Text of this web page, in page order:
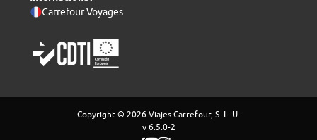
Carrefour Voyages
Copyright © 2026 Viajes Carrefour, S. L. U.
v 6.5.0-2